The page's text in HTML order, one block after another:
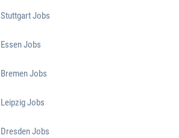
Stuttgart Jobs
Essen Jobs
Bremen Jobs
Leipzig Jobs
Dresden Jobs